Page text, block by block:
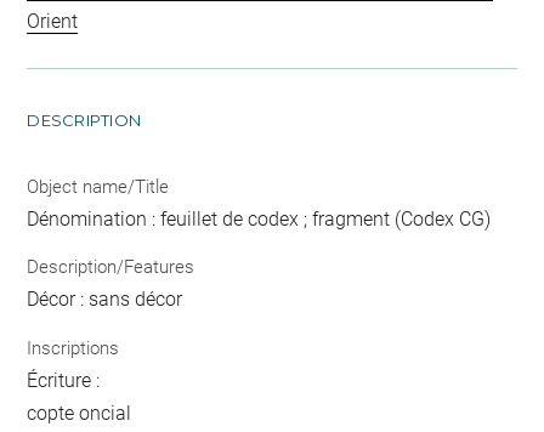
Orient
DESCRIPTION
Object name/Title
Dénomination : feuillet de codex ; fragment (Codex CG)
Description/Features
Décor : sans décor
Inscriptions
Écriture :
copte oncial